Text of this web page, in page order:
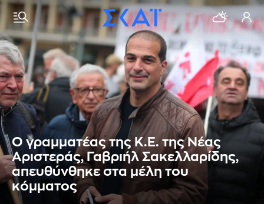
Ο γραμματέας της Κ.Ε. της Νέας
Αριστεράς, Γαβριήλ Σακελλαρίδης,
απευθύνθηκε στα μέλη του
κόμματος